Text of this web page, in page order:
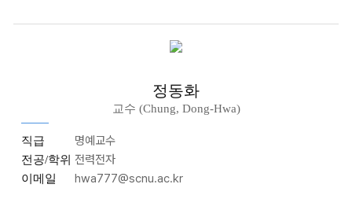
정동화
교수 (Chung, Dong-Hwa)
직급 명예교수
전공/학위 전력전자
이메일 hwa777@scnu.ac.kr